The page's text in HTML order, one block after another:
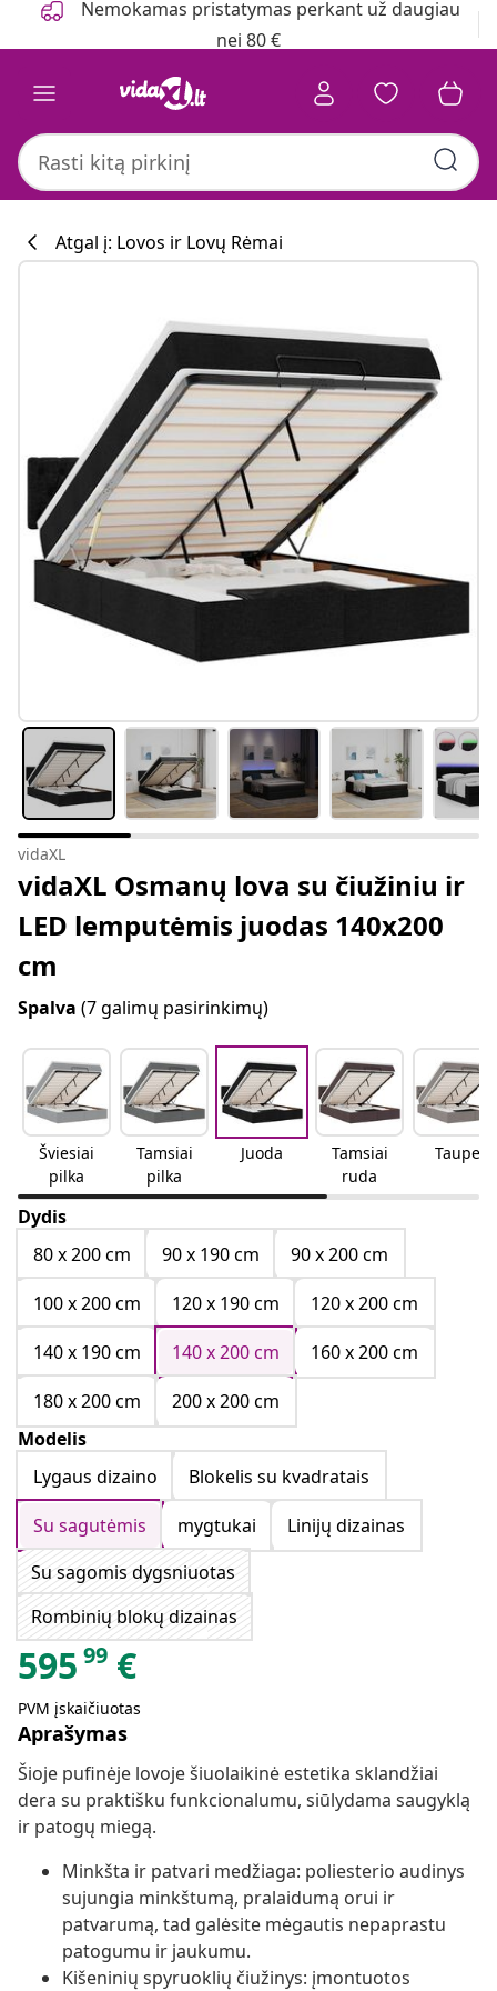
Nemokamas pristatymas perkant už daugiau
nei 80 €
Atgal į: Lovos ir Lovų Rėmai
vidaXL
vidaXL Osmanų lova su čiužiniu ir
LED lemputėmis juodas 140x200
cm
Spalva (7 galimų pasirinkimų)
Šviesiai
pilka
Tamsiai
pilka
Juoda
Tamsiai
ruda
Taupe
Dydis
80 x 200 cm
90 x 190 cm
90 x 200 cm
100 x 200 cm
120 x 190 cm
120 x 200 cm
140 x 190 cm
140 x 200 cm
160 x 200 cm
180 x 200 cm
200 x 200 cm
Modelis
Lygaus dizaino
Blokelis su kvadratais
Su sagutėmis
mygtukai
Linijų dizainas
Su sagomis dygsniuotas
Rombinių blokų dizainas
595 99 €
PVM įskaičiuotas
Aprašymas
Šioje pufinėje lovoje šiuolaikinė estetika sklandžiai
dera su praktišku funkcionalumu, siūlydama saugyklą
ir patogų miegą.
Minkšta ir patvari medžiaga: poliesterio audinys
sujungia minkštumą, pralaidumą orui ir
patvarumą, tad galėsite mėgautis nepaprastu
patogumu ir jaukumu.
Kišeninių spyruoklių čiužinys: įmontuotos